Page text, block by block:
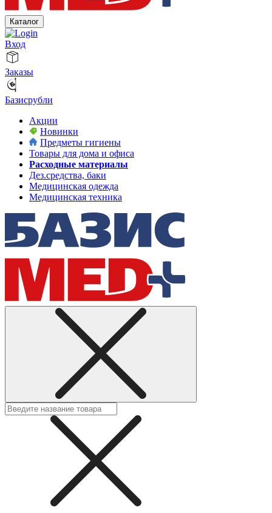
Каталог
Вход
Заказы
Базисрубли
Акции
Новинки
Предметы гигиены
Товары для дома и офиса
Расходные материалы
Дез.средства, баки
Медицинская одежда
Медицинская техника